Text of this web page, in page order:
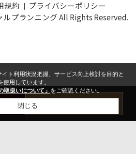
規約
プライバシーポリシー
プランニング All Rights Reserved.
ト利用状況把握、サービス向上検討を目的と
用しています。
取扱いについて」をご確認ください。
閉じる